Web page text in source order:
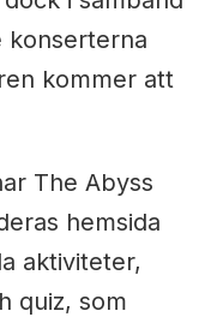
konserterna
kommer att
The Abyss
hemsida
aktiviteter,
quiz, som